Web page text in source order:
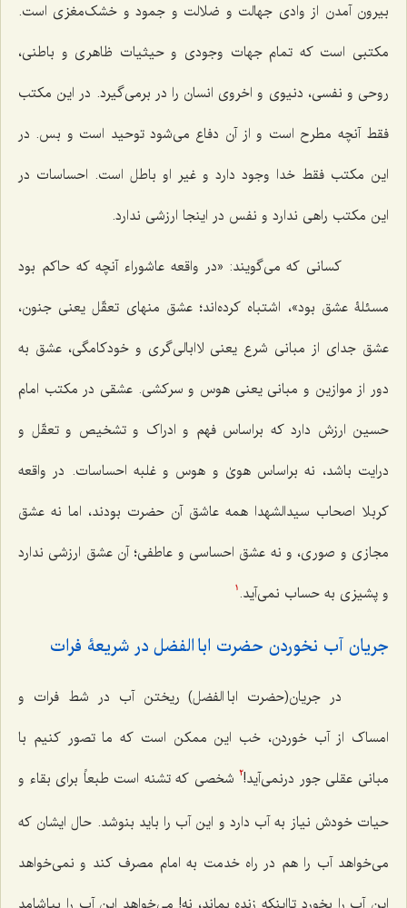
بیرون آمدن از وادی جهالت و ضلالت و جمود و خشک‌مغزی است.
مکتبی است که تمام جهات وجودی و حیثیات ظاهری و باطنی،
روحی و نفسی، دنیوی و اخروی انسان را در برمی‌گیرد. در این مکتب
فقط آنچه مطرح است و از آن دفاع می‌شود توحید است و بس. در
این مکتب فقط خدا وجود دارد و غیر او باطل است. احساسات در
این مکتب راهی ندارد و نفس در اینجا ارزشی ندارد.
کسانی که می‌گویند: «در واقعه عاشوراء آنچه که حاکم بود
مسئلۀ عشق بود»، اشتباه کرده‌اند؛ عشق منهای تعقّل یعنی جنون،
عشق جدای از مبانی شرع یعنی لاابالی‌گری و خودکامگی، عشق به
دور از موازین و مبانی یعنی هوس و سرکشی. عشقی در مکتب امام
حسین ارزش دارد که براساس فهم و ادراک و تشخیص و تعقّل و
درایت باشد، نه براساس هویٰ و هوس و غلبه احساسات. در واقعه
کربلا اصحاب سیدالشهدا همه عاشق آن حضرت بودند، اما نه عشق
مجازی و صوری، و نه عشق احساسی و عاطفی؛ آن عشق ارزشی ندارد
و پشیزی به حساب نمی‌آید. 1
جریان آب نخوردن حضرت ابا الفضل در شریعۀ فرات
در جریان(حضرت ابا الفضل) ریختن آب در شط فرات و
امساک از آب خوردن، خب این ممکن است که ما تصور کنیم با
مبانی عقلی جور درنمی‌آید!2
شخصی که تشنه است طبعاً برای بقاء و
حیات خودش نیاز به آب دارد و این آب را باید بنوشد. حال ایشان که
می‌خواهد آب را هم در راه خدمت به امام مصرف کند و نمی‌خواهد